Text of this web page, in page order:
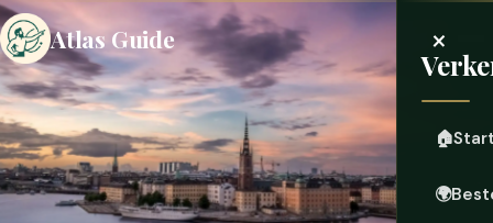
Atlas Guide ×
🏠
🌍